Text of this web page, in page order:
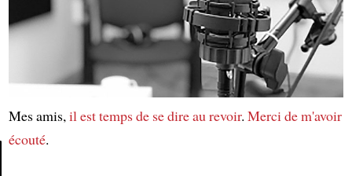
Mes amis,il est temps de se dire au revoir. Merci de m'avoir
écouté.